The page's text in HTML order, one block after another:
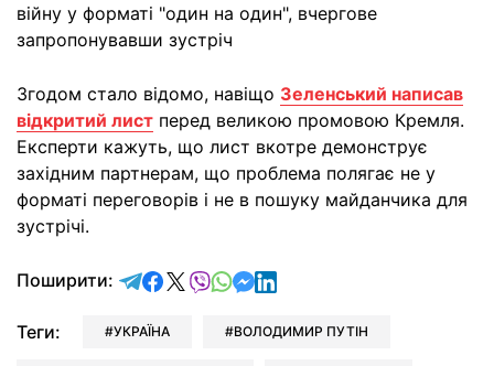
війну у форматі "один на один", вчергове
запропонувавши зустріч
Згодом стало відомо, навіщо Зеленський написав
відкритий лист перед великою промовою Кремля.
Експерти кажуть, що лист вкотре демонструє
західним партнерам, що проблема полягає не у
форматі переговорів і не в пошуку майданчика для
зустрічі.
Поширити: відправити у Telegram
поділитись у Facebook
поділитись у X
відправити у Viber
відправити у Whatsapp
відправити у Messenger
відправити у LinkedIn
Теги: УКРАЇНА ВОЛОДИМИР ПУТІН